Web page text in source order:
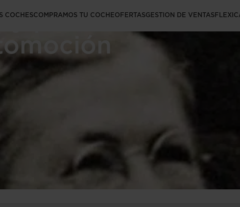
COCHESCOMPRAMOS TU COCHEOFERTASGESTION DE VENTAS
y pioneras en